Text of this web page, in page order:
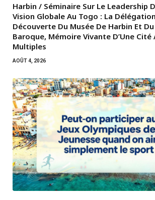
Harbin / Séminaire Sur Le Leadership
Vision Globale Au Togo : La
Découverte Du Musée De Harbin Et
Baroque, Mémoire Vivante D’Une
Multiples
AOÛT 4, 2026